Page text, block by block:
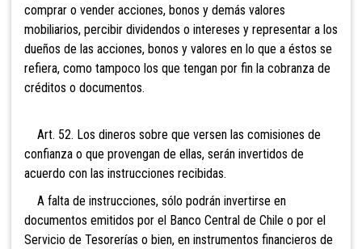
comprar o vender acciones, bonos y demás valores
mobiliarios, percibir dividendos o intereses y representar a los
dueños de las acciones, bonos y valores en lo que a éstos se
refiera, como tampoco los que tengan por fin la cobranza de
créditos o documentos.
Art. 52. Los dineros sobre que versen las comisiones de
confianza o que provengan de ellas, serán invertidos de
acuerdo con las instrucciones recibidas.
A falta de instrucciones, sólo podrán invertirse en
documentos emitidos por el Banco Central de Chile o por el
Servicio de Tesorerías o bien, en instrumentos financieros de